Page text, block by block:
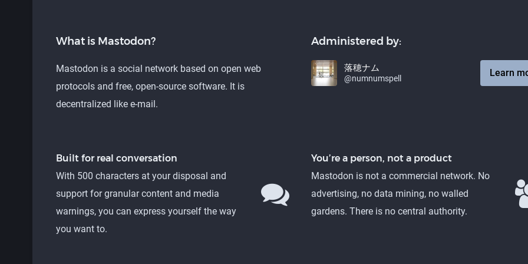
What is Mastodon?
Mastodon is a social network based on open web
protocols and free, open-source software. It is
decentralized like e-mail.
Administered by:
落穂ナム
@numnumspell Learn
Built for real conversation
With 500 characters at your disposal and
support for granular content and media
warnings, you can express yourself the way
you want to.
You’re a person, not a product
Mastodon is not a commercial network. No
advertising, no data mining, no walled
gardens. There is no central authority.